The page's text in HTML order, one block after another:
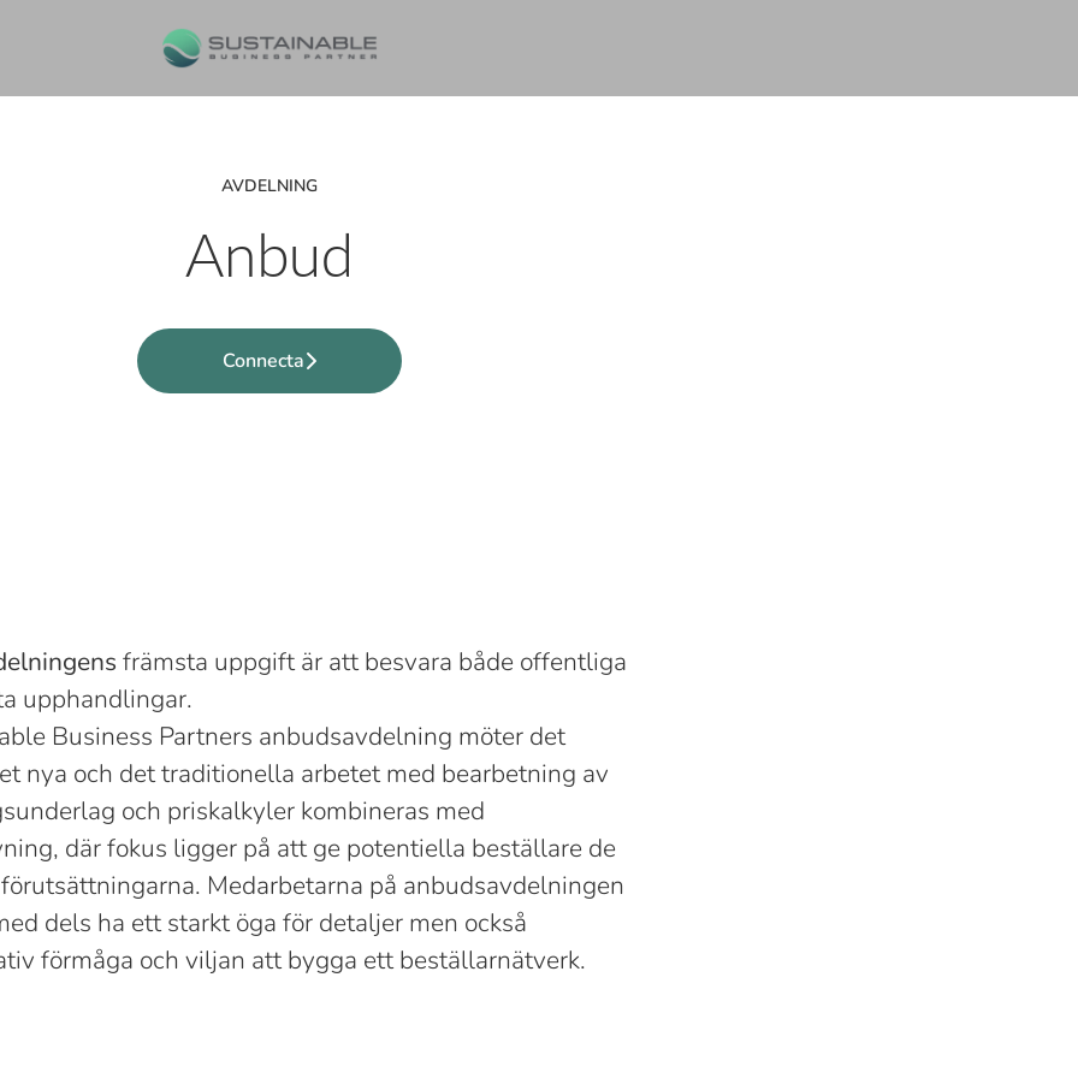
AVDELNING
Anbud
Connecta
främsta uppgift är att besvara både offentliga
upphandlingar.
Business Partners anbudsavdelning möter det
nya och det traditionella arbetet med bearbetning av
och priskalkyler kombineras med
där fokus ligger på att ge potentiella beställare de
Medarbetarna på anbudsavdelningen
dels ha ett starkt öga för detaljer men också
förmåga och viljan att bygga ett beställarnätverk.